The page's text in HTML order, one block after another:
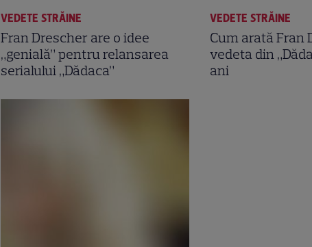
VEDETE STRĂINE
Fran Drescher are o idee
„genială” pentru relansarea
serialului „Dădaca”
VEDETE STRĂINE
Cum arată Fran
vedeta din
ani